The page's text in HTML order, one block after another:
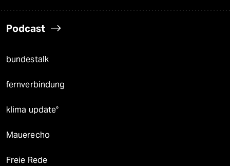
Podcast
bundestalk
fernverbindung
klima update°
Mauerecho
Freie Rede